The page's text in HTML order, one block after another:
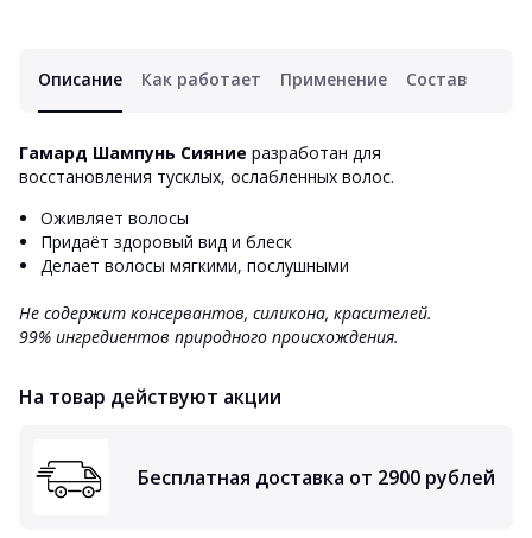
Описание Как работает Применение Состав
Гамард Шампунь Сияние разработан для
восстановления тусклых, ослабленных волос.
Оживляет волосы
Придаёт здоровый вид и блеск
Делает волосы мягкими, послушными
Не содержит консервантов, силикона, красителей.
99% ингредиентов природного происхождения.
На товар действуют акции
Бесплатная доставка от 2900 рублей